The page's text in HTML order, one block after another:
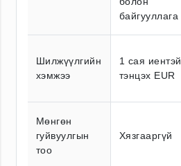
байгууллага
Шилжүүлгийн
хэмжээ
1 сая иентэй
тэнцэх EUR
Мөнгөн
гуйвуулгын
тоо
Хязгааргүй